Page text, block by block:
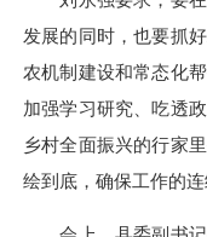
发展的同时，也要抓
农机制建设和常态化
加强学习研究、吃透
乡村全面振兴的行家
绘到底，确保工作的